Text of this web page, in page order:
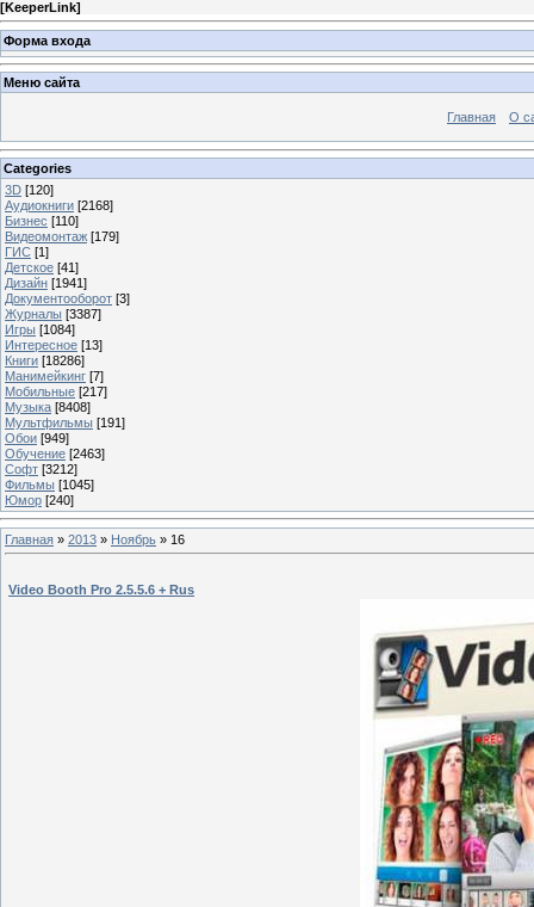
[KeeperLink]
Форма входа
Меню сайта
Главная О
Categories
3D [120]
Аудиокниги [2168]
Бизнес [110]
Видеомонтаж [179]
ГИС [1]
Детское [41]
Дизайн [1941]
Документооборот [3]
Журналы [3387]
Игры [1084]
Интересное [13]
Книги [18286]
Манимейкинг [7]
Мобильные [217]
Музыка [8408]
Мультфильмы [191]
Обои [949]
Обучение [2463]
Софт [3212]
Фильмы [1045]
Юмор [240]
Главная » 2013 » Ноябрь » 16
Video Booth Pro 2.5.5.6 + Rus